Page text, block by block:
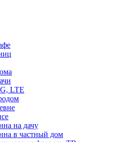
LTE
на дачу
в частный дом